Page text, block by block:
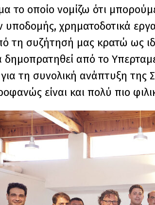
το οποίο νομίζω ότι
χρηματοδοτικά
τη συζήτησή μας κρατώ ως
δημοπρατηθεί από το
τη συνολική ανάπτυξη της
είναι και πολύ πιο